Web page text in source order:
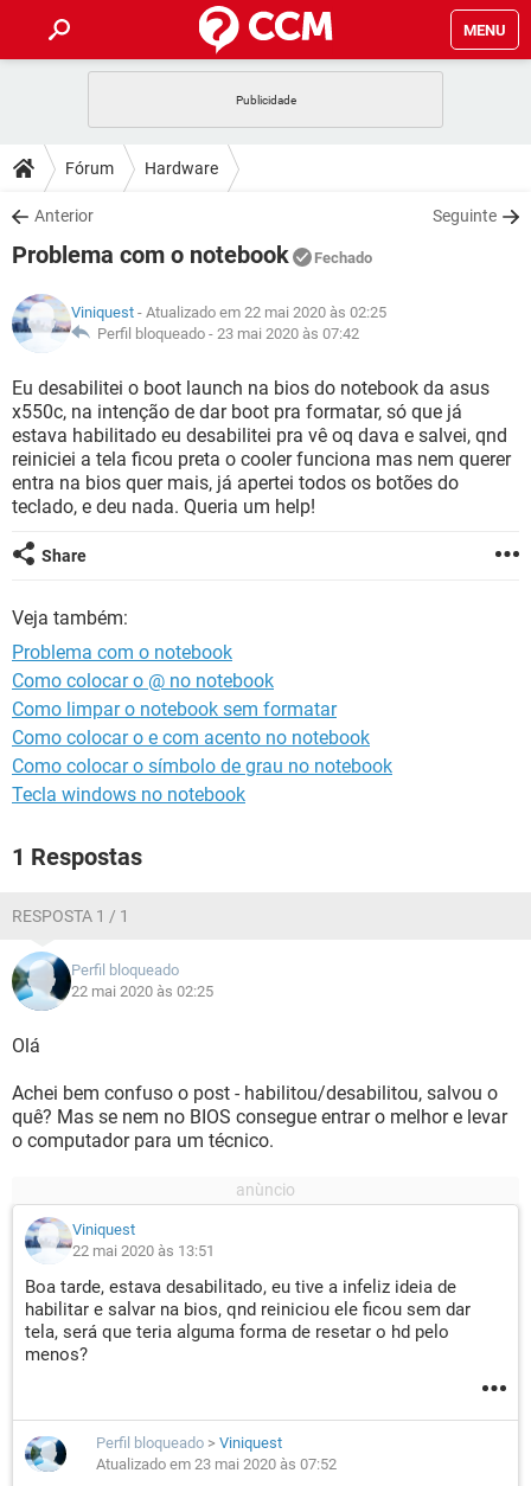
MENU
CELULAR
OUTLOOK
INSTAGRAM GMAIL
GUIA DE COMPRAS
DICAS
JOGOS
INSTAGRAM GMAIL
GUIA DE COMPRAS
DOWNLOADS
JOGOS WHATSAPP
CELULAR
OUTLOOK EXCEL
INSTAGRAM GMAIL
GUIA DE COMPRAS
JOGOS WHATSAPP
CELULAR
OUTLOOK EXCEL
INSTAGRAM GMAIL
GUIA DE COMPRAS
GLOSSÁRIO
JOGOS WHATSAPP
CELULAR FACEBOOK
OUTLOOK EXCEL
INSTAGRAM GMAIL
GUIA DE COMPRAS
Fórum Hardware
Anterior Seguinte
Problema com o notebook Fechado
Viniquest - Atualizado em 22 mai 2020 às 02:25
Perfil bloqueado - 23 mai 2020 às 07:42
Eu desabilitei o boot launch na bios do notebook da asus
x550c, na intenção de dar boot pra formatar, só que já
estava habilitado eu desabilitei pra vê oq dava e salvei, qnd
reiniciei a tela ficou preta o cooler funciona mas nem querer
entra na bios quer mais, já apertei todos os botões do
teclado, e deu nada. Queria um help!
Share
Veja também:
Problema com o notebook
Como colocar o @ no notebook
Como limpar o notebook sem formatar
Como colocar o e com acento no notebook
Como colocar o símbolo de grau no notebook
Tecla windows no notebook
1 Respostas
RESPOSTA 1 / 1
Perfil bloqueado
22 mai 2020 às 02:25
Olá
Achei bem confuso o post - habilitou/desabilitou, salvou o
quê? Mas se nem no BIOS consegue entrar o melhor e levar
o computador para um técnico.
Viniquest
22 mai 2020 às 13:51
Boa tarde, estava desabilitado, eu tive a infeliz ideia de
habilitar e salvar na bios, qnd reiniciou ele ficou sem dar
tela, será que teria alguma forma de resetar o hd pelo
menos?
Perfil bloqueado > Viniquest
Atualizado em 23 mai 2020 às 07:52